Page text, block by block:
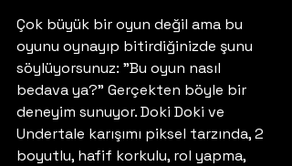
Çok büyük bir oyun değil ama bu
oyunu oynayıp bitirdiğinizde şunu
söylüyorsunuz: "Bu oyun nasıl
bedava ya?" Gerçekten böyle bir
deneyim sunuyor. Doki Doki ve
Undertale karışımı piksel tarzında, 2
boyutlu, hafif korkulu, rol yapma,